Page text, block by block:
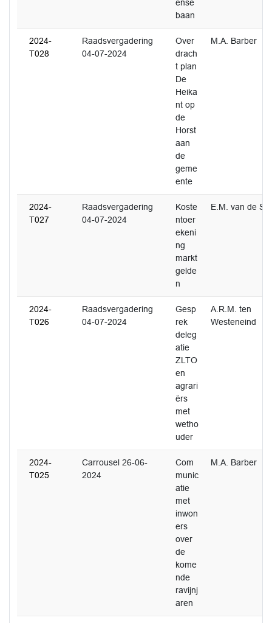
ense
baan
2024-
T028
Raadsvergadering
04-07-2024
Over
drach
t plan
De
Heika
nt op
de
Horst
aan
de
geme
ente
M.A. Barber
2024-
T027
Raadsvergadering
04-07-2024
Koste
ntoer
ekeni
ng
markt
gelde
n
E.M. van de
2024-
T026
Raadsvergadering
04-07-2024
Gesp
rek
deleg
atie
ZLTO
en
agrari
ërs
met
wetho
uder
A.R.M. ten
Westeneind
2024-
T025
Carrousel 26-06-
2024
Com
munic
atie
met
inwon
ers
over
de
kome
nde
ravijnj
aren
M.A. Barber